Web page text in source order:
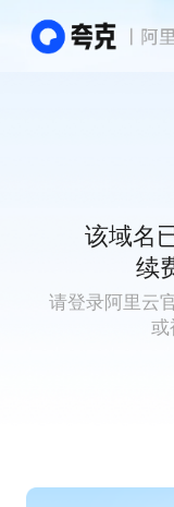
该域名
续
请登录阿里云
或